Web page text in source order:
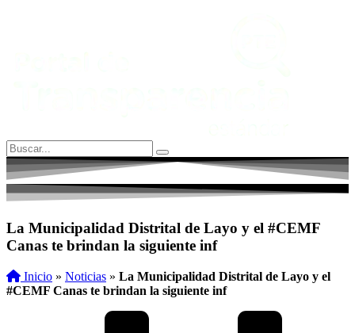
La Municipalidad Distrital de Layo y el #CEMF
Canas te brindan la siguiente inf
Inicio » Noticias » La Municipalidad Distrital de Layo y el
#CEMF Canas te brindan la siguiente inf